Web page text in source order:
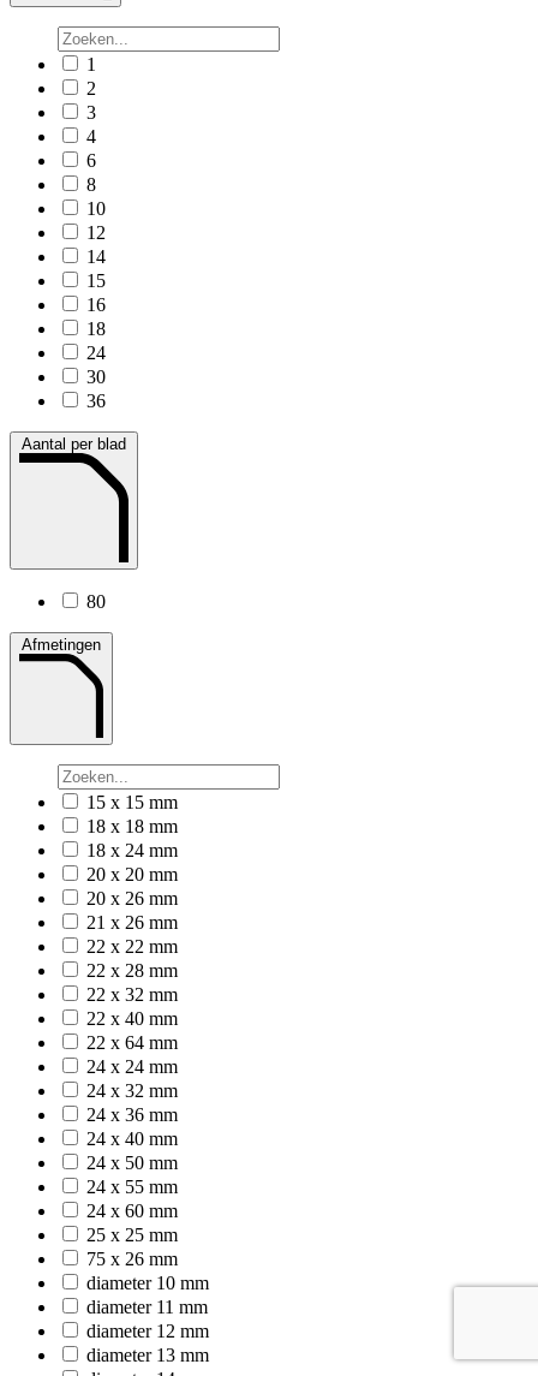
1
2
3
4
6
8
10
12
14
15
16
18
24
30
36
Aantal per blad
80
Afmetingen
15 x 15 mm
18 x 18 mm
18 x 24 mm
20 x 20 mm
20 x 26 mm
21 x 26 mm
22 x 22 mm
22 x 28 mm
22 x 32 mm
22 x 40 mm
22 x 64 mm
24 x 24 mm
24 x 32 mm
24 x 36 mm
24 x 40 mm
24 x 50 mm
24 x 55 mm
24 x 60 mm
25 x 25 mm
75 x 26 mm
diameter 10 mm
diameter 11 mm
diameter 12 mm
diameter 13 mm